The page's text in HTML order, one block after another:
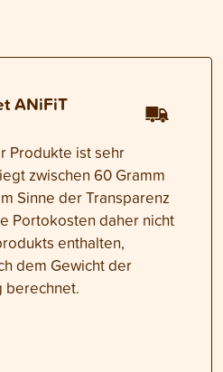
ANiFiT
Produkte ist sehr
zwischen 60 Gramm
Sinne der Transparenz
Portokosten daher nicht
enthalten,
dem Gewicht der
berechnet.